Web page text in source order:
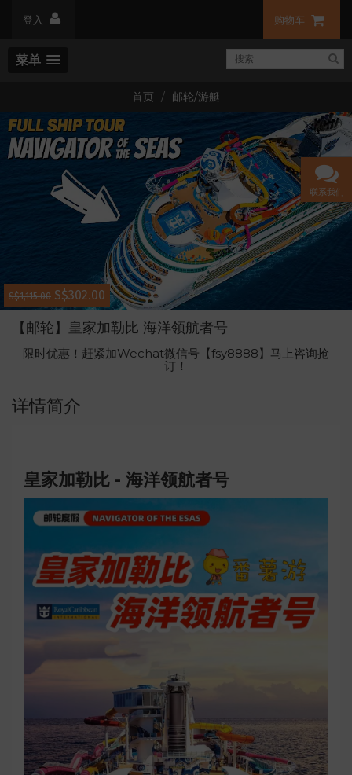
登入 购物车
菜单
首页 邮轮/游艇
联系我们
S$1,115.00 S$302.00
【邮轮】皇家加勒比 海洋领航者号
限时优惠！赶紧加Wechat微信号【fsy8888】马上咨询抢
订！
详情简介
皇家加勒比 - 海洋领航者号